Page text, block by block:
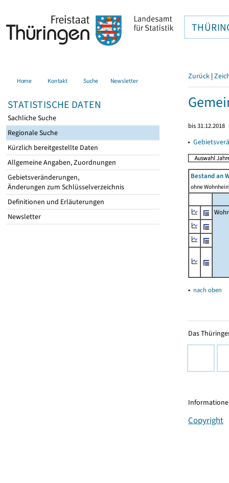
Home Kontakt Suche Newsletter
STATISTISCHE DATEN
Sachliche Suche
Regionale Suche
Kürzlich bereitgestellte Daten
Allgemeine Angaben, Zuordnungen
Gebietsveränderungen,
Änderungen zum Schlüsselverzeichnis
Definitionen und Erläuterungen
Newsletter
Zurück |
bis 31.12.2018
▸
Bestand an
ohne
▴ nach oben
Das
Copyright